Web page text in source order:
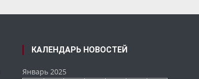
КАЛЕНДАРЬ НОВОСТЕЙ
Январь 2025